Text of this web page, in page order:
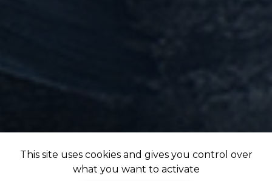
This site uses cookies and gives you control over
what you want to activate